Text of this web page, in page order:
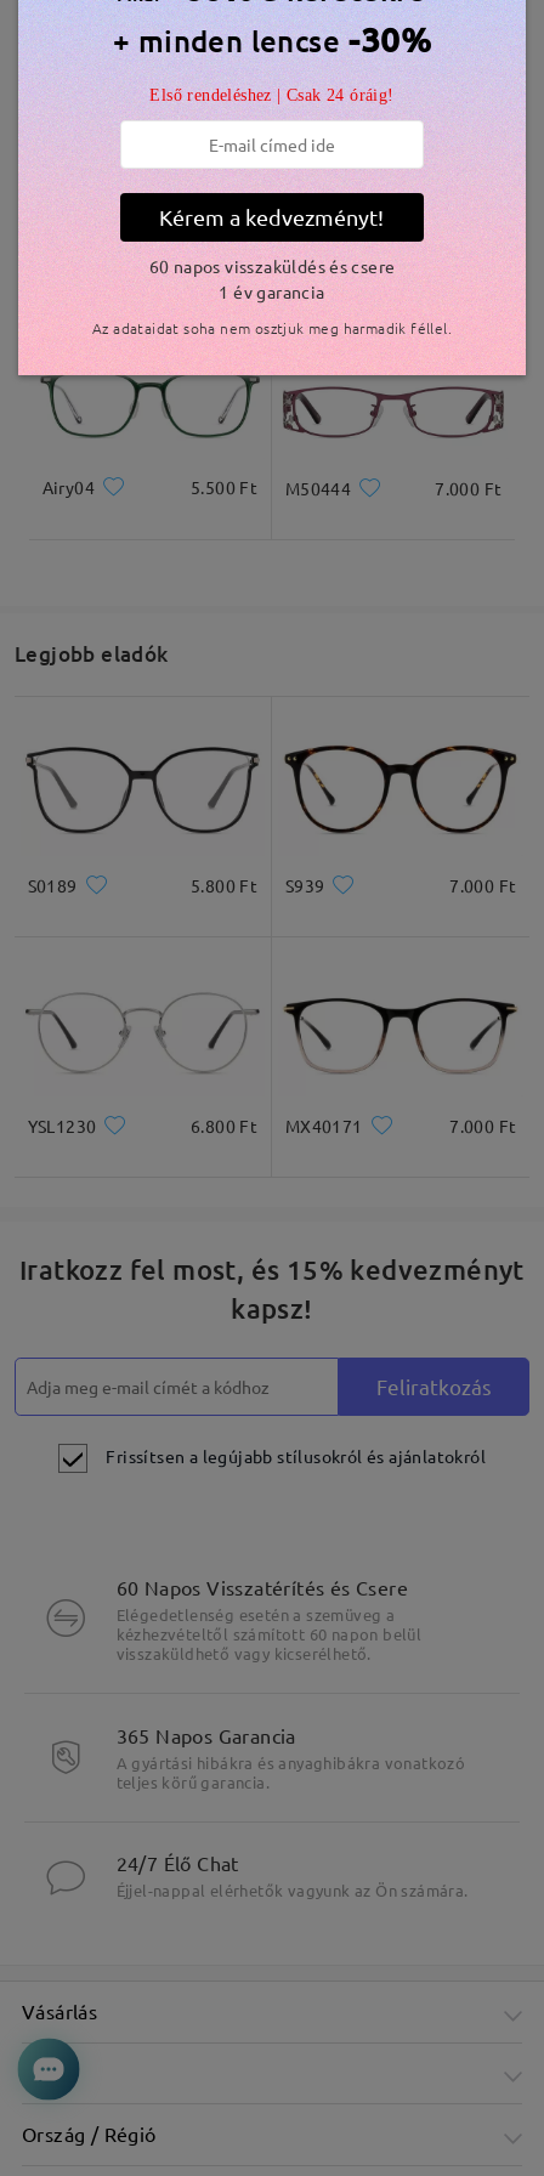
szállítási idő
5-7 munkanap részletek
Kiszállítva
Hasonló keretek
KXN1038 5.800 Ft AC49000 2.500 Ft
Airy04 5.500 Ft M50444 7.000 Ft
Legjobb eladók
S0189 5.800 Ft S939 7.000 Ft
YSL1230 6.800 Ft MX40171 7.000 Ft
Iratkozz fel most, és 15% kedvezményt
kapsz!
Feliratkozás
Frissítsen a legújabb stílusokról és ajánlatokról
60 Napos Visszatérítés és Csere
Elégedetlenség esetén a szemüveg a
kézhezvételtől számított 60 napon belül
visszaküldhető vagy kicserélhető.
365 Napos Garancia
A gyártási hibákra és anyaghibákra vonatkozó
teljes körű garancia.
24/7 Élő Chat
Éjjel-nappal elérhetők vagyunk az Ön számára.
Vásárlás
Cég
Ország / Régió
+ minden lencse -30%
Első rendeléshez | Csak 24 óráig!
Kérem a kedvezményt!
60 napos visszaküldés és csere
1 év garancia
Az adataidat soha nem osztjuk meg harmadik féllel.